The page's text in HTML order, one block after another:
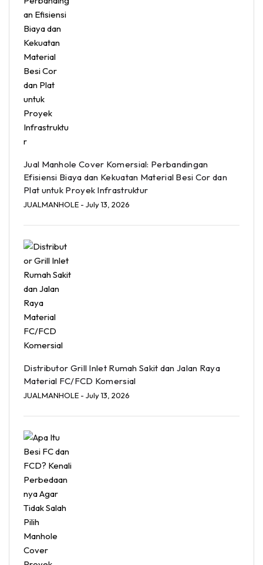
Jual Manhole Cover Komersial: Perbandingan
Efisiensi Biaya dan Kekuatan Material Besi Cor dan
Plat untuk Proyek Infrastruktur
JUALMANHOLE - July 13, 2026
Distributor Grill Inlet Rumah Sakit dan Jalan Raya
Material FC/FCD Komersial
JUALMANHOLE - July 13, 2026